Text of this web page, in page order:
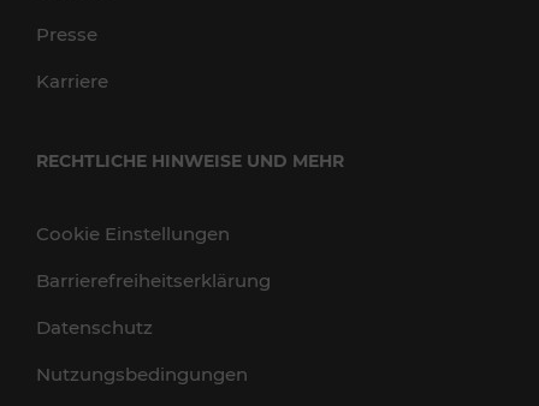
Presse
Karriere
RECHTLICHE HINWEISE UND MEHR
Cookie Einstellungen
Barrierefreiheitserklärung
Datenschutz
Nutzungsbedingungen